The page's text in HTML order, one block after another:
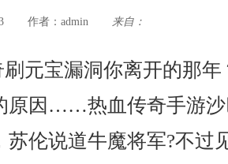
作者： admin 来自：
元宝漏洞你离开的那
原因……热血传奇手游沙
苏伦说道牛魔将军?不过